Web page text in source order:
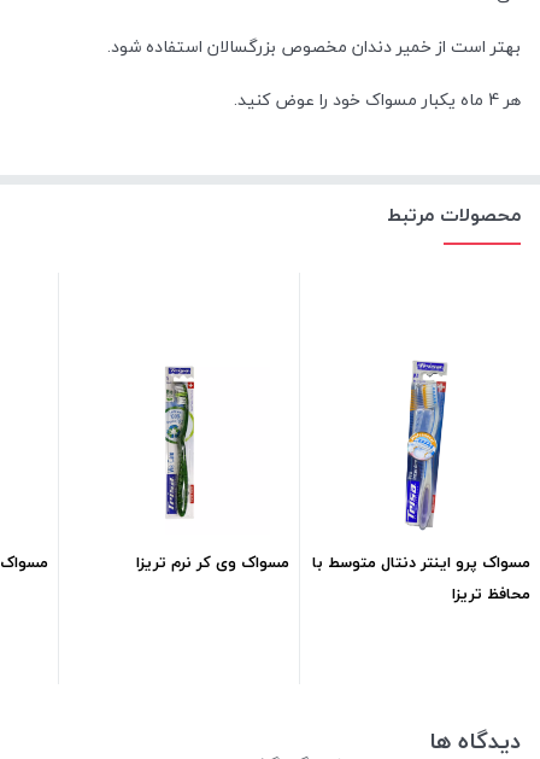
بهتر است از خمیر دندان مخصوص بزرگسالان استفاده شود.
هر 4 ماه یکبار مسواک خود را عوض کنید.
محصولات مرتبط
مسواک پرو اینتر دنتال متوسط با
محافظ تریزا
مسواک وی کر نرم تریزا
دیدگاه ها